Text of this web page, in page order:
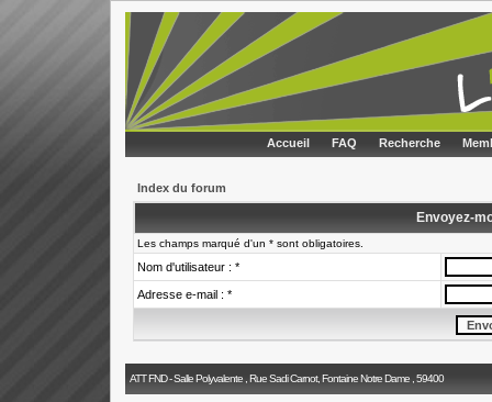
Accueil FAQ Recherche
Index du forum
Envoyez-
Les champs marqué d'un * sont obligatoires.
Nom d'utilisateur : *
Adresse e-mail : *
ATT FND - Salle Polyvalente , Rue Sadi Carnot, Fontaine Notre Dame , 59400